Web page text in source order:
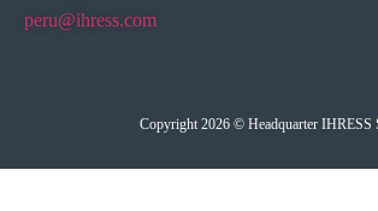
peru@ihress.com
Copyright 2026 © Headquarter IHRESS